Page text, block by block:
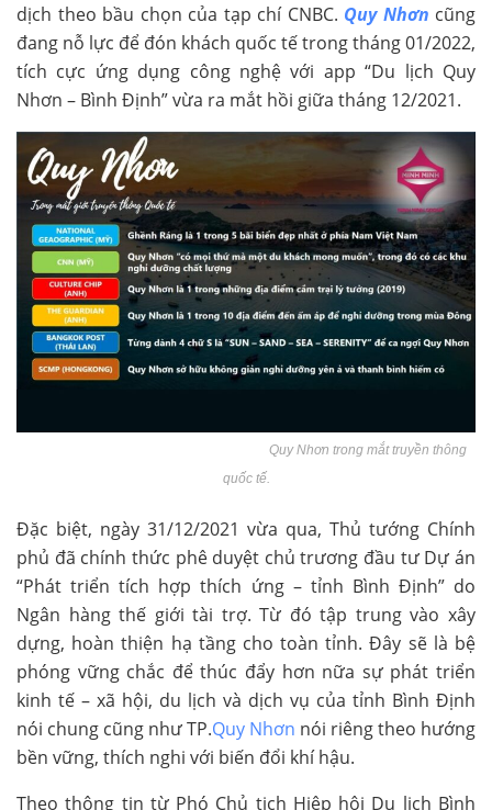
dịch theo bầu chọn của tạp chí CNBC. Quy Nhơn cũng
đang nỗ lực để đón khách quốc tế trong tháng 01/2022,
tích cực ứng dụng công nghệ với app “Du lịch Quy
Nhơn – Bình Định” vừa ra mắt hồi giữa tháng 12/2021.
Quy Nhơn trong mắt truyền thông
quốc tế.
Đặc biệt, ngày 31/12/2021 vừa qua, Thủ tướng Chính
phủ đã chính thức phê duyệt chủ trương đầu tư Dự án
“Phát triển tích hợp thích ứng – tỉnh Bình Định” do
Ngân hàng thế giới tài trợ. Từ đó tập trung vào xây
dựng, hoàn thiện hạ tầng cho toàn tỉnh. Đây sẽ là bệ
phóng vững chắc để thúc đẩy hơn nữa sự phát triển
kinh tế – xã hội, du lịch và dịch vụ của tỉnh Bình Định
nói chung cũng như TP.Quy Nhơn nói riêng theo hướng
bền vững, thích nghi với biến đổi khí hậu.
Theo thông tin từ Phó Chủ tịch Hiệp hội Du lịch Bình